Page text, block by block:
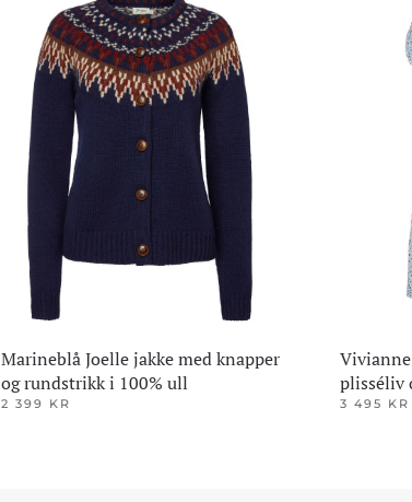
Marineblå Joelle jakke med knapper
og rundstrikk i 100% ull
2 399 KR
plisséliv
3 495 KR